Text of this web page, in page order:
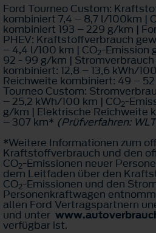
Ford Tourneo Custom:
kombiniert 7,4 – 8,7 l/100km |
kombiniert 193 – 229 g/km |
PHEV: Kraftstoffverbrauch
– 4,4 l/100 km | CO2-Emission
92 - 99 g/km |
kombiniert: 12,8 – 13,6 kWh/
Reichweite kombiniert: 49 –
Tourneo Custom:
– 25,2 kWh/100 km | CO2-
g/km | Elektrische Reichweite
– 307 km* (Prüfverfahren:
*Weitere Informationen zum
Kraftstoffverbrauch und den
CO2-Emissionen neuer
dem Leitfaden über den
CO2-Emissionen und den
Personenkraftwagen
allen Ford Vertragspartnern
und unter
verfügbar ist.